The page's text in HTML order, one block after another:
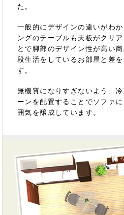
た。
一般的にデザインの違いがわ
ングのテーブルも天板がクリ
とで脚部のデザイン性が高い
段生活をしているお部屋と差
す。
無機質になりすぎないよう、
ーンを配置することでソファ
囲気を醸成しています。